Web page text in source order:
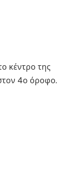
κέντρο της
4ο όροφο.